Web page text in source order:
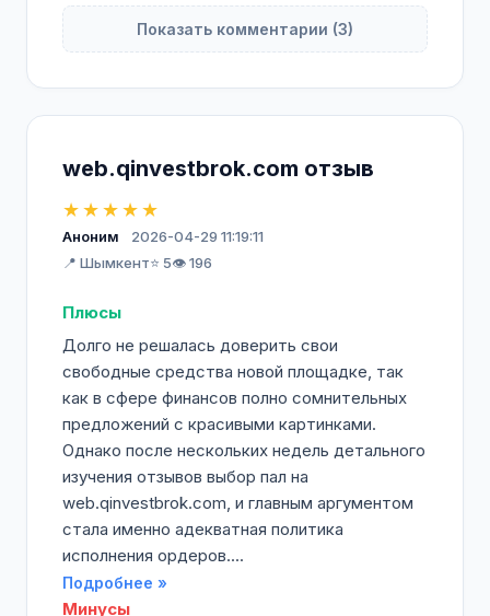
Показать комментарии (3)
web.qinvestbrok.com отзыв
★★★★★
Аноним
2026-04-29 11:19:11
📍 Шымкент⭐ 5👁️ 196
Плюсы
Долго не решалась доверить свои
свободные средства новой площадке, так
как в сфере финансов полно сомнительных
предложений с красивыми картинками.
Однако после нескольких недель детального
изучения отзывов выбор пал на
web.qinvestbrok.com, и главным аргументом
стала именно адекватная политика
исполнения ордеров....
Подробнее »
Минусы